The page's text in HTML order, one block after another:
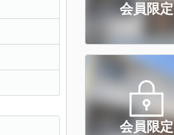
会員限定
会員限定